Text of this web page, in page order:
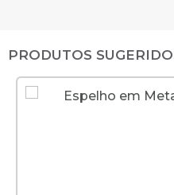
PRODUTOS